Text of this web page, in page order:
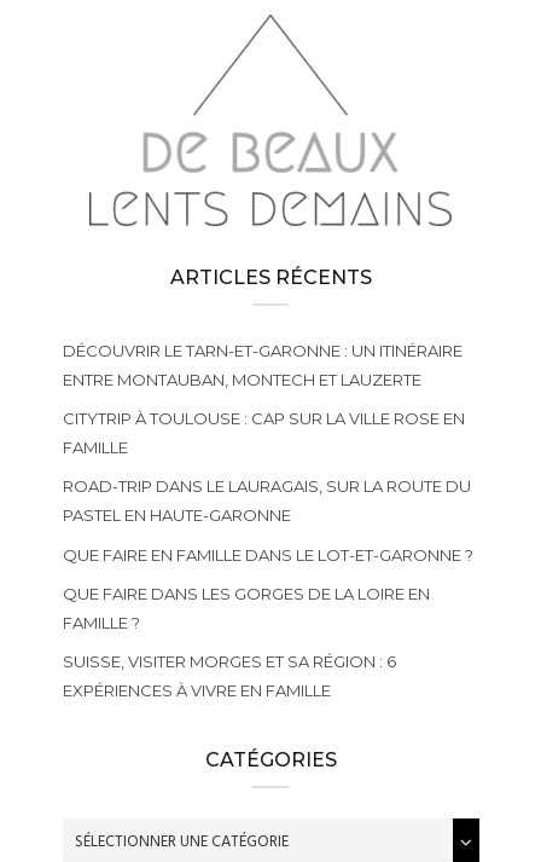
ARTICLES RÉCENTS
DÉCOUVRIR LE TARN-ET-GARONNE : UN ITINÉRAIRE
ENTRE MONTAUBAN, MONTECH ET LAUZERTE
CITYTRIP À TOULOUSE : CAP SUR LA VILLE ROSE EN
FAMILLE
ROAD-TRIP DANS LE LAURAGAIS, SUR LA ROUTE DU
PASTEL EN HAUTE-GARONNE
QUE FAIRE EN FAMILLE DANS LE LOT-ET-GARONNE ?
QUE FAIRE DANS LES GORGES DE LA LOIRE EN
FAMILLE ?
SUISSE, VISITER MORGES ET SA RÉGION : 6
EXPÉRIENCES À VIVRE EN FAMILLE
CATÉGORIES